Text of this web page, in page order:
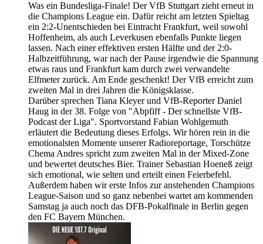
Was ein Bundesliga-Finale! Der VfB Stuttgart zieht erneut in
die Champions League ein. Dafür reicht am letzten Spieltag
ein 2:2-Unentschieden bei Eintracht Frankfurt, weil sowohl
Hoffenheim, als auch Leverkusen ebenfalls Punkte liegen
lassen. Nach einer effektiven ersten Hälfte und der 2:0-
Halbzeitführung, war nach der Pause irgendwie die Spannung
etwas raus und Frankfurt kam durch zwei verwandelte
Elfmeter zurück. Am Ende geschenkt! Der VfB erreicht zum
zweiten Mal in drei Jahren die Königsklasse.
Darüber sprechen Tiana Kleyer und VfB-Reporter Daniel
Haug in der 38. Folge von "Abpfiff - Der schnellste VfB-
Podcast der Liga". Sportvorstand Fabian Wohlgemuth
erläutert die Bedeutung dieses Erfolgs. Wir hören rein in die
emotionalsten Momente unserer Radioreportage, Torschütze
Chema Andres spricht zum zweiten Mal in der Mixed-Zone
und bewertet deutsches Bier. Trainer Sebastian Hoeneß zeigt
sich emotional, wie selten und erteilt einen Feierbefehl.
Außerdem haben wir erste Infos zur anstehenden Champions
League-Saison und so ganz nebenbei wartet am kommenden
Samstag ja auch noch das DFB-Pokalfinale in Berlin gegen
den FC Bayern München.